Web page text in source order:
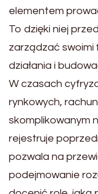
elementem
To dzięki niej
zarządzać swoimi
działania i
W czasach
rynkowych,
skomplikowanym
rejestruje
pozwala na
podejmowanie